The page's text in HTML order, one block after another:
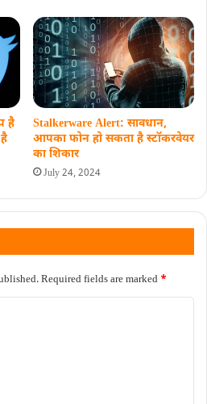
है
Stalkerware Alert: सावधान,
आपका फोन हो सकता है स्टॉकरवेयर
का शिकार
July 24, 2024
Required fields are marked *